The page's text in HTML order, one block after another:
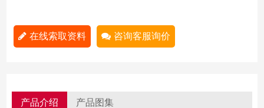
在线索取资料 咨询客服询价
产品介绍 产品图集